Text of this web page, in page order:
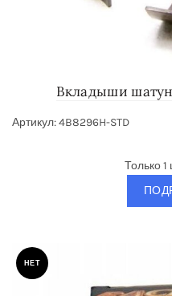
Вкладыши
Артикул: 4B8296H-STD
Только 1
НЕТ